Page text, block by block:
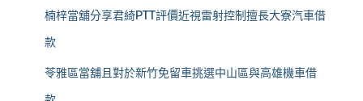
楠梓當舖分享君綺PTT評價近視雷射控制擅長大寮汽車借
款
苓雅區當舖且對於新竹免留車挑選中山區與高雄機車借